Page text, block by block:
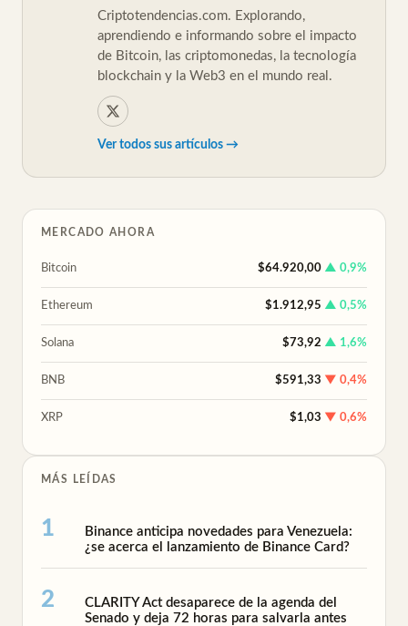
Criptotendencias.com. Explorando,
aprendiendo e informando sobre el impacto
de Bitcoin, las criptomonedas, la tecnología
blockchain y la Web3 en el mundo real.
Ver todos sus artículos →
MERCADO AHORA
Bitcoin $64.920,00 ▲ 0,9%
Ethereum $1.912,95 ▲ 0,5%
Solana $73,92 ▲ 1,6%
BNB $591,33 ▼ 0,4%
XRP $1,03 ▼ 0,6%
MÁS LEÍDAS
Binance anticipa novedades para Venezuela:
¿se acerca el lanzamiento de Binance Card?
CLARITY Act desaparece de la agenda del
Senado y deja 72 horas para salvarla antes